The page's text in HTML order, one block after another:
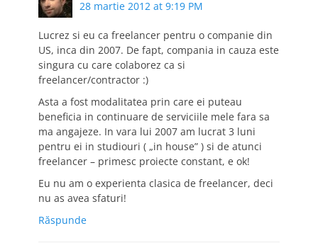
28 martie 2012 at 9:19 PM
Lucrez si eu ca freelancer pentru o companie din
US, inca din 2007. De fapt, compania in cauza este
singura cu care colaborez ca si
freelancer/contractor :)
Asta a fost modalitatea prin care ei puteau
beneficia in continuare de serviciile mele fara sa
ma angajeze. In vara lui 2007 am lucrat 3 luni
pentru ei in studiouri ( „in house” ) si de atunci
freelancer – primesc proiecte constant, e ok!
Eu nu am o experienta clasica de freelancer, deci
nu as avea sfaturi!
Răspunde